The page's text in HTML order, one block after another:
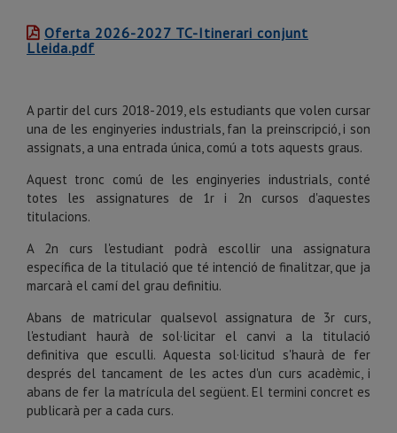
Oferta 2026-2027 TC-Itinerari conjunt
Lleida.pdf
A partir del curs 2018-2019, els estudiants que volen cursar
una de les enginyeries industrials, fan la preinscripció, i son
assignats, a una entrada única, comú a tots aquests graus.
Aquest tronc comú de les enginyeries industrials, conté
totes les assignatures de 1r i 2n cursos d'aquestes
titulacions.
A 2n curs l'estudiant podrà escollir una assignatura
específica de la titulació que té intenció de finalitzar, que ja
marcarà el camí del grau definitiu.
Abans de matricular qualsevol assignatura de 3r curs,
l'estudiant haurà de sol·licitar el canvi a la titulació
definitiva que esculli. Aquesta sol·licitud s'haurà de fer
després del tancament de les actes d'un curs acadèmic, i
abans de fer la matrícula del següent. El termini concret es
publicarà per a cada curs.